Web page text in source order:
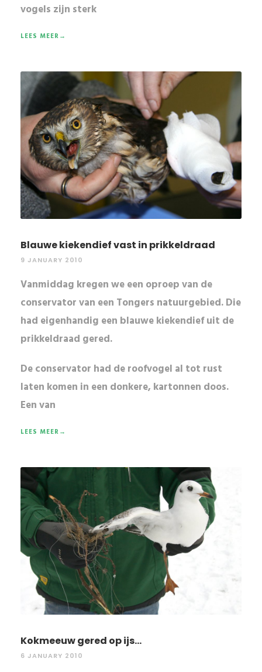
vogels zijn sterk
LEES MEER→
Blauwe kiekendief vast in prikkeldraad
9 JANUARY 2010
Vanmiddag kregen we een oproep van de
conservator van een Tongers natuurgebied. Die
had eigenhandig een blauwe kiekendief uit de
prikkeldraad gered.
Deconservator had de roofvogel al tot rust
laten komen in een donkere, kartonnen doos.
Een van
LEES MEER→
Kokmeeuw gered op ijs...
6 JANUARY 2010